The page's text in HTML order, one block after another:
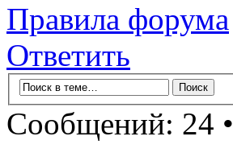
Правила форума
Ответить
Сообщений: 24 •